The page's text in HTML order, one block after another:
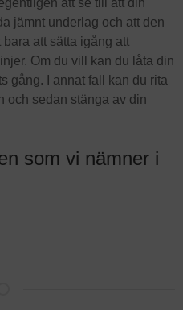
att se till att din
jämnt underlag och att den
att sätta igång att
Om du vill kan du låta din
gång. I annat fall kan du rita
och sedan stänga av din
som vi nämner i